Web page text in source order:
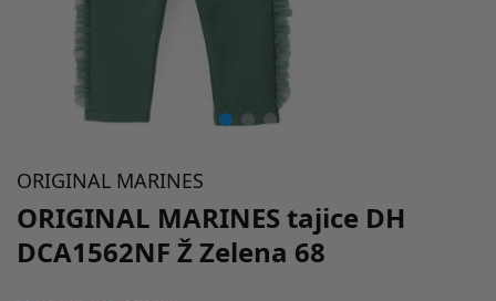
ORIGINAL MARINES
ORIGINAL MARINES tajice DH
DCA1562NF Ž Zelena 68